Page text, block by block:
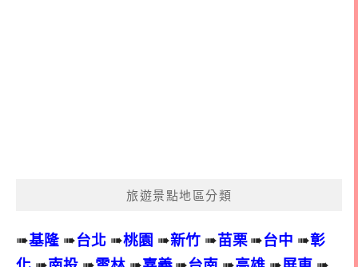
旅遊景點地區分類
➠基隆 ➠台北 ➠桃園 ➠新竹 ➠苗栗➠台中 ➠彰